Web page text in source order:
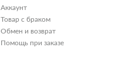
Аккаунт
Товар с браком
Обмен и возврат
Помощь при заказе